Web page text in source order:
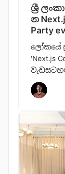
ශ්‍රී
න
Party
ලෝකයේ
'Next.js